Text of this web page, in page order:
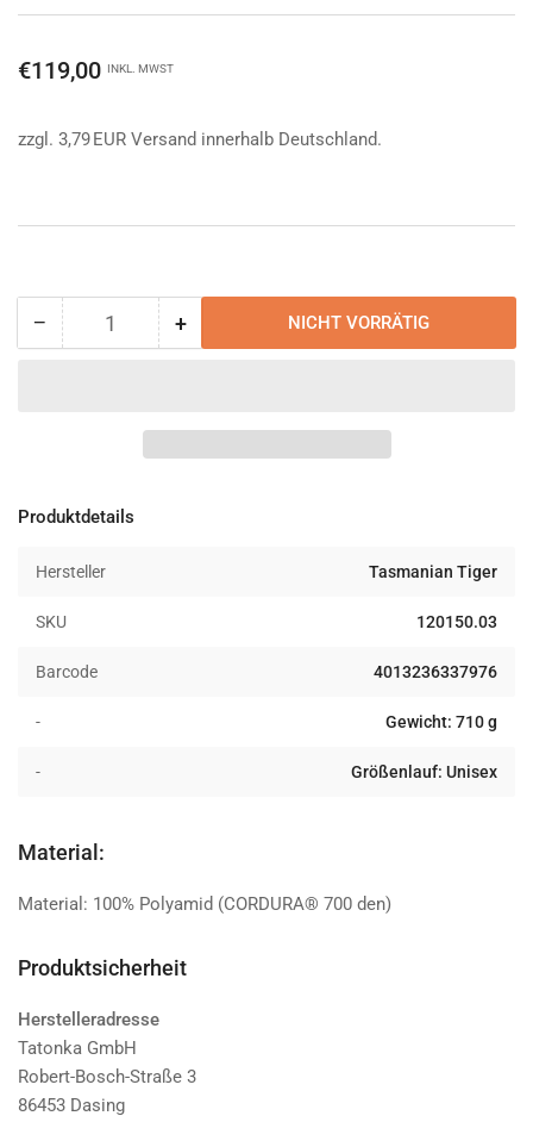
Normaler
€119,00 INKL. MWST
zzgl. 3,79 EUR Versand innerhalb Deutschland.
− Menge
Rig
Anzahl +Menge
Tiger
Small
NICHT VORRÄTIG
Produktdetails
Hersteller Tasmanian Tiger
SKU 120150.03
Barcode 4013236337976
- Gewicht: 710 g
- Größenlauf: Unisex
Material:
Material: 100% Polyamid (CORDURA® 700 den)
Produktsicherheit
Herstelleradresse
Tatonka GmbH
Robert-Bosch-Straße 3
86453 Dasing